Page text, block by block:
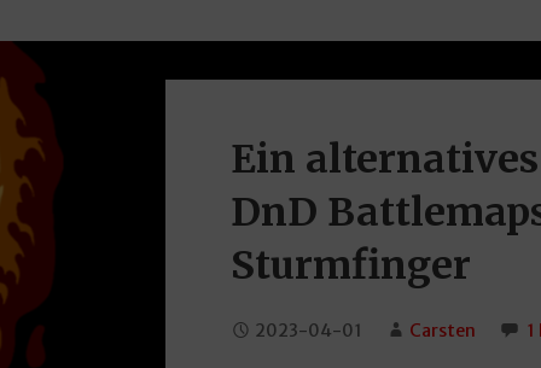
Ein
DnD
Sturmfinger
2023-04-01 Carsten